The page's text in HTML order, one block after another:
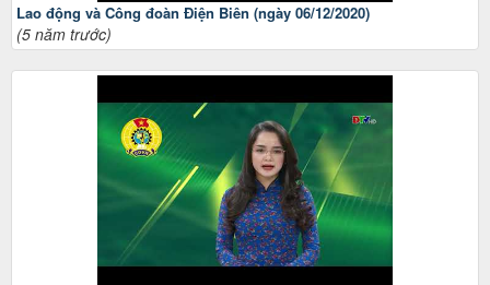
Lao động và Công đoàn Điện Biên (ngày 06/12/2020)
(5 năm trước)